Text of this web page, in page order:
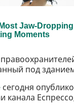
под
сегодня
канала